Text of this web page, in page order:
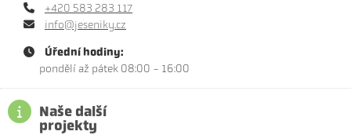
+420 583 283 117
info@jeseniky.cz
Úřední hodiny:
pondělí až pátek 08:00 - 16:00
Naše další
projekty